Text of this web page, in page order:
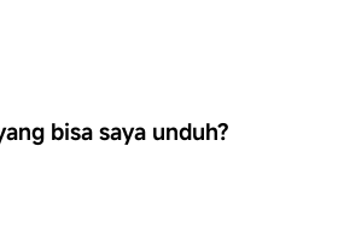
bisa saya unduh?